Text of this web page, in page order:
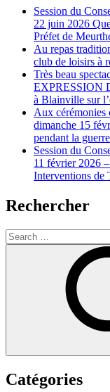
Session du
22 juin 2026
Préfet de
Au repas
club de loisirs à
Très beau
EXPRESSION
à Blainville sur
Aux cérémonies
dimanche 15
pendant la
Session du
11 février 2026
Interventions
Rechercher
Search
for:
Catégories